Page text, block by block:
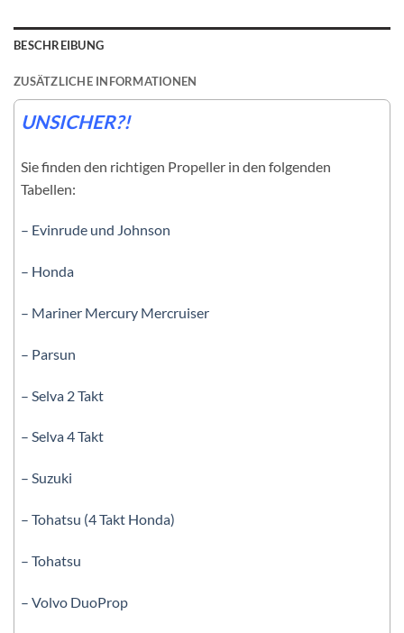
BESCHREIBUNG
ZUSÄTZLICHE INFORMATIONEN
UNSICHER?!
Sie finden den richtigen Propeller in den folgenden
Tabellen:
– Evinrude und Johnson
– Honda
– Mariner Mercury Mercruiser
– Parsun
– Selva 2 Takt
– Selva 4 Takt
– Suzuki
– Tohatsu (4 Takt Honda)
– Tohatsu
– Volvo DuoProp